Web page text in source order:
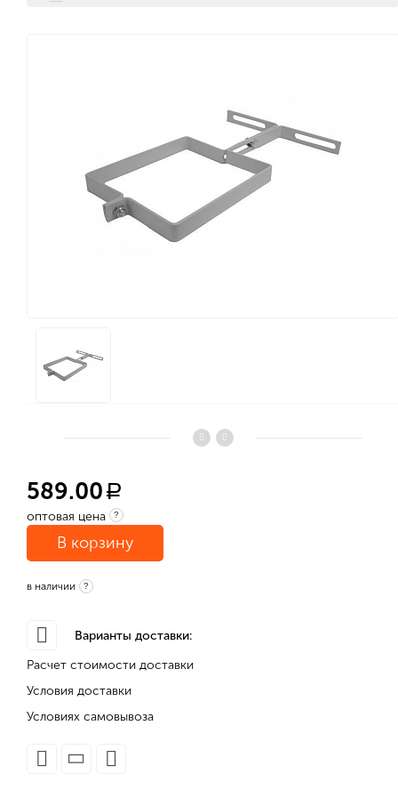
589.00 a
оптовая цена ?
В корзину
в наличии ?
Варианты доставки:
Расчет стоимости доставки
Условия доставки
Условиях самовывоза